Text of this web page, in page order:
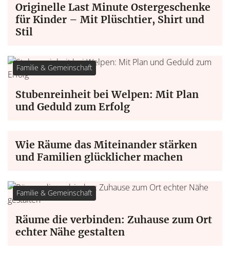
Originelle Last Minute Ostergeschenke
für Kinder – Mit Plüschtier, Shirt und
Stil
Familie & Gemeinschaft
Stubenreinheit bei Welpen: Mit Plan
und Geduld zum Erfolg
Wie Räume das Miteinander stärken
und Familien glücklicher machen
Familie & Gemeinschaft
Räume die verbinden: Zuhause zum Ort
echter Nähe gestalten